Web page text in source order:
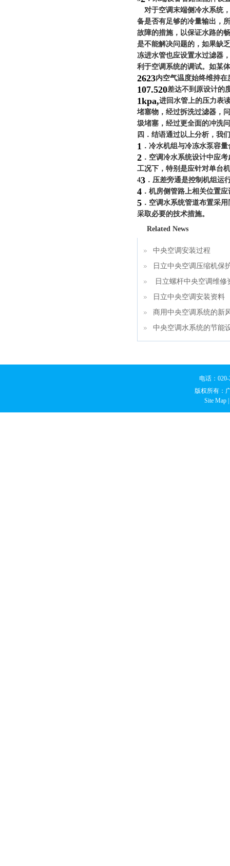
对于空调末端侧冷水系统
备是否有足够的冷量输出，
故障的措施，以保证水路的
是不能解决问题的，如果缺
冻进水管也应设置水过滤器
利于空调系统的调试。如某
内空气温度始终维持在
2623
差达不到原设计的
107.520
进回水管上的压力表
1kpa,
堵塞物，经过拆洗过滤器，
圾堵塞，经过更全面的冲洗
四．结语通过以上分析，我
．
1
冷水机组与冷冻水泵容
．
2
空调冷水系统设计中应
工况下，特别是应针对单台
4
．
3
压差旁通是控制机组运
．
4
机房侧管路上相关位置
．
5
空调水系统管道布置采
采取必要的技术措施。
Related News
中央空调安装过程
日立中央空调压缩机保
日立螺杆中央空调维修
日立中央空调安装资料
商用中央空调系统的新
中央空调水系统的节能
电话：
版权所有：
Site Map